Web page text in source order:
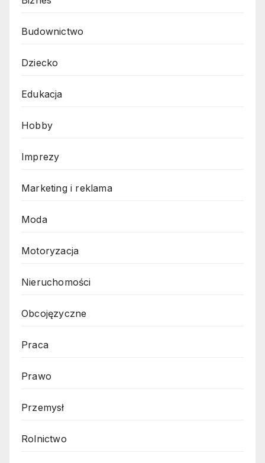
Budownictwo
Dziecko
Edukacja
Hobby
Imprezy
Marketing i reklama
Moda
Motoryzacja
Nieruchomości
Obcojęzyczne
Praca
Prawo
Przemysł
Rolnictwo